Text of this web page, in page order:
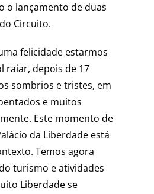
o lançamento de duas
Circuito.
felicidade estarmos
raiar, depois de 17
sombrios e tristes, em
e muitos
Este momento de
da Liberdade está
Temos agora
turismo e atividades
Liberdade se